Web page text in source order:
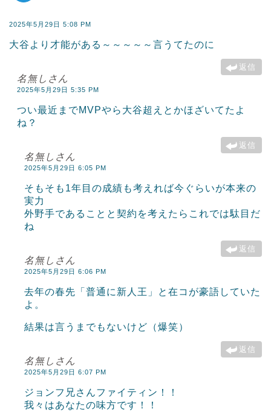
2025年5月29日 5:08 PM
大谷より才能がある～～～～～言うてたのに
返信
名無しさん
2025年5月29日 5:35 PM
つい最近までMVPやら大谷超えとかほざいてたよ
ね？
返信
名無しさん
2025年5月29日 6:05 PM
そもそも1年目の成績も考えれば今ぐらいが本来の
実力
外野手であることと契約を考えたらこれでは駄目だ
ね
返信
名無しさん
2025年5月29日 6:06 PM
去年の春先「普通に新人王」と在コが豪語していた
よ。
結果は言うまでもないけど（爆笑）
返信
名無しさん
2025年5月29日 6:07 PM
ジョンフ兄さんファイティン！！
我々はあなたの味方です！！